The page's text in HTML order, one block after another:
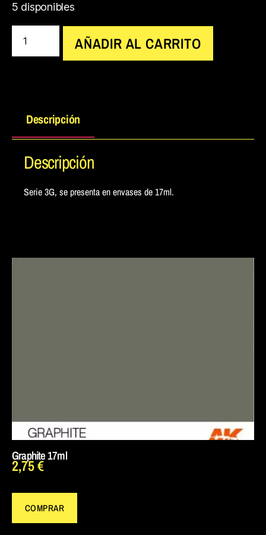
5 disponibles
AÑADIR AL CARRITO
Graphite 17ml
2,75€
COMPRAR
Descripción
Descripción
Serie 3G, se presenta en envases de 17ml.